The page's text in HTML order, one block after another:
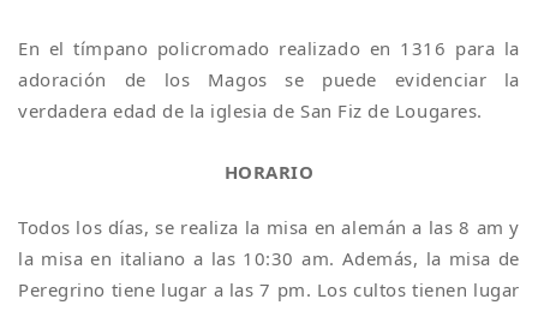
En el tímpano policromado realizado en 1316 para la
adoración de los Magos se puede evidenciar la
verdadera edad de la iglesia de San Fiz de Lougares.
HORARIO
Todos los días, se realiza la misa en alemán a las 8 am y
la misa en italiano a las 10:30 am. Además, la misa de
Peregrino tiene lugar a las 7 pm. Los cultos tienen lugar